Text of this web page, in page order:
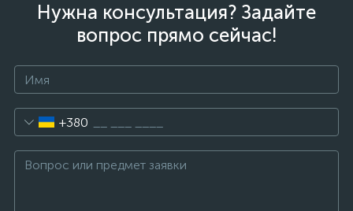
Нужна консультация? Задайте
вопрос прямо сейчас!
+380